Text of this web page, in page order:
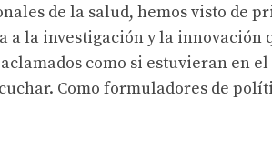
de la salud, hemos visto de
a la investigación y la innovación
como si estuvieran en
Como formuladores de